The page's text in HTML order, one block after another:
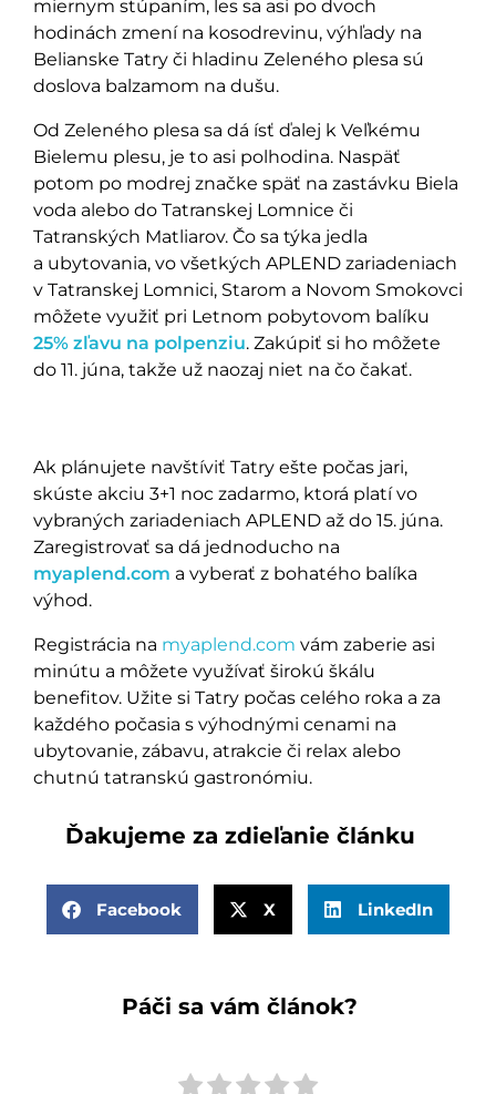
miernym stúpaním, les sa asi po dvoch
hodinách zmení na kosodrevinu, výhľady na
Belianske Tatry či hladinu Zeleného plesa sú
doslova balzamom na dušu.
Od Zeleného plesa sa dá ísť ďalej k Veľkému
Bielemu plesu, je to asi polhodina. Naspäť
potom po modrej značke späť na zastávku Biela
voda alebo do Tatranskej Lomnice či
Tatranských Matliarov. Čo sa týka jedla
a ubytovania, vo všetkých APLEND zariadeniach
v Tatranskej Lomnici, Starom a Novom Smokovci
môžete využiť pri Letnom pobytovom balíku
25% zľavu na polpenziu. Zakúpiť si ho môžete
do 11. júna, takže už naozaj niet na čo čakať.
Ak plánujete navštíviť Tatry ešte počas jari,
skúste akciu 3+1 noc zadarmo, ktorá platí vo
vybraných zariadeniach APLEND až do 15. júna.
Zaregistrovať sa dá jednoducho na
myaplend.com a vyberať z bohatého balíka
výhod.
Registrácia na myaplend.com vám zaberie asi
minútu a môžete využívať širokú škálu
benefitov. Užite si Tatry počas celého roka a za
každého počasia s výhodnými cenami na
ubytovanie, zábavu, atrakcie či relax alebo
chutnú tatranskú gastronómiu.
Ďakujeme za zdieľanie článku
Facebook X LinkedIn
Páči sa vám článok?